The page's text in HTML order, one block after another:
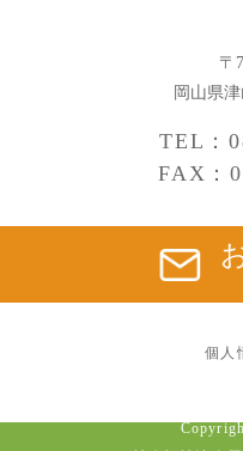
〒
岡山県
TEL：
FAX：
個人